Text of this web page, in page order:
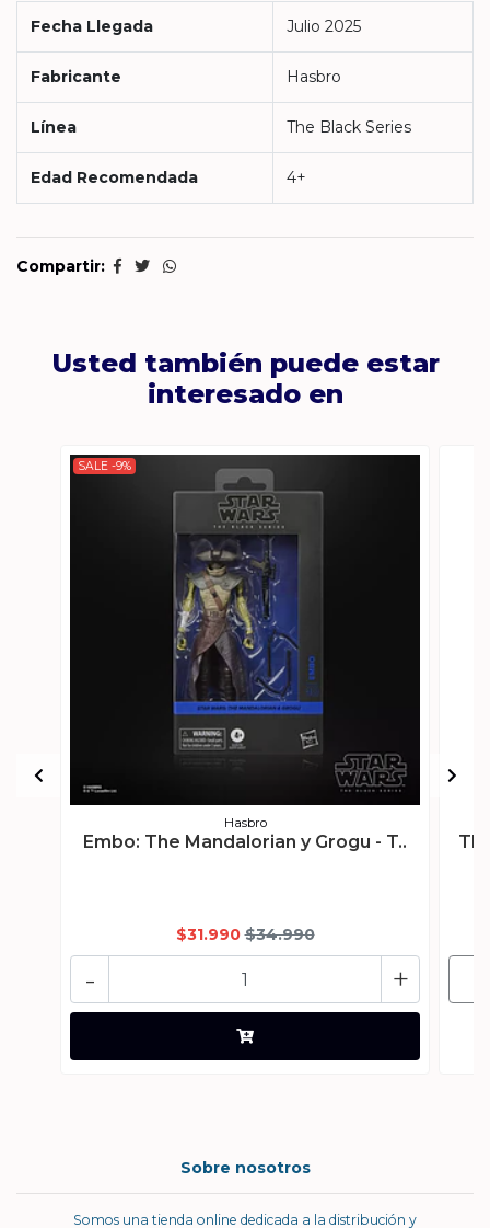
Fecha Llegada Julio 2025
Fabricante Hasbro
Línea The Black Series
Edad Recomendada 4+
Compartir:
Usted también puede estar
interesado en
SALE -9%
Hasbro
Embo: The Mandalorian y Grogu - T..
$31.990 $34.990
+
-
Sobre nosotros
Somos una tienda online dedicada a la distribución y